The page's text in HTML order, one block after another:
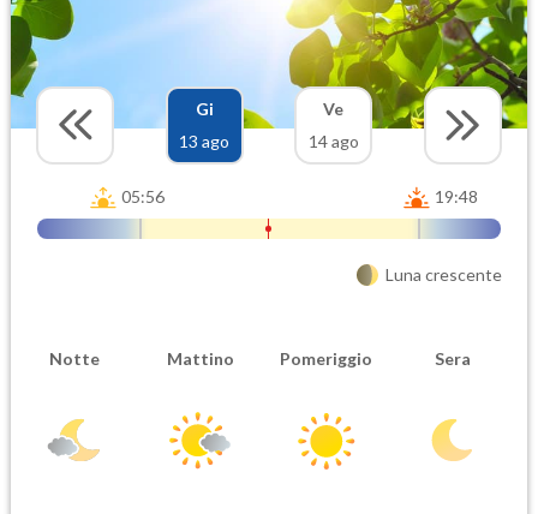
Gi
13 ago
Ve
14 ago
05:56 19:48
Luna crescente
Notte Mattino Pomeriggio Sera